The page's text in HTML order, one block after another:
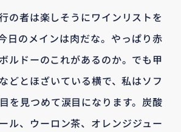
の者は楽しそうにワインリストを
日のメインは肉だな。やっぱり赤
ルドーのこれがあるのか。でも甲
どとほざいている横で、私はソフ
を見つめて涙目になります。炭酸
ル、ウーロン茶、オレンジジュー